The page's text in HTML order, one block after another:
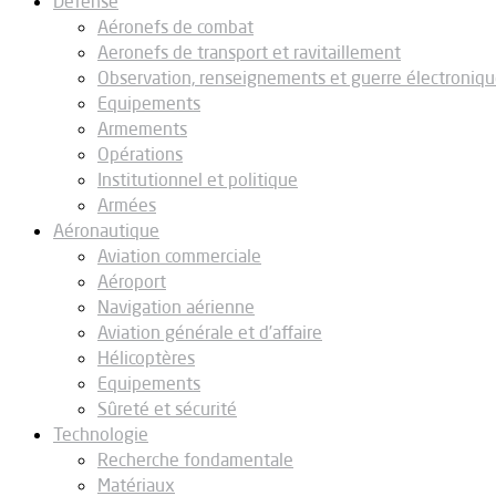
Aéronefs de combat
Aeronefs de transport et ravitaillement
Observation, renseignements et guerre
Equipements
Armements
Opérations
Institutionnel et politique
Armées
Aéronautique
Aviation commerciale
Aéroport
Navigation aérienne
Aviation générale et d’affaire
Hélicoptères
Equipements
Sûreté et sécurité
Technologie
Recherche fondamentale
Matériaux